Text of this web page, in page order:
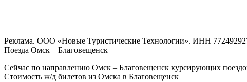
Реклама. ООО «Новые Туристические Технологии». ИНН
Поезда Омск – Благовещенск
Сейчас по направлению Омск – Благовещенск курсирующих
Стоимость ж/д билетов из Омска в Благовещенск